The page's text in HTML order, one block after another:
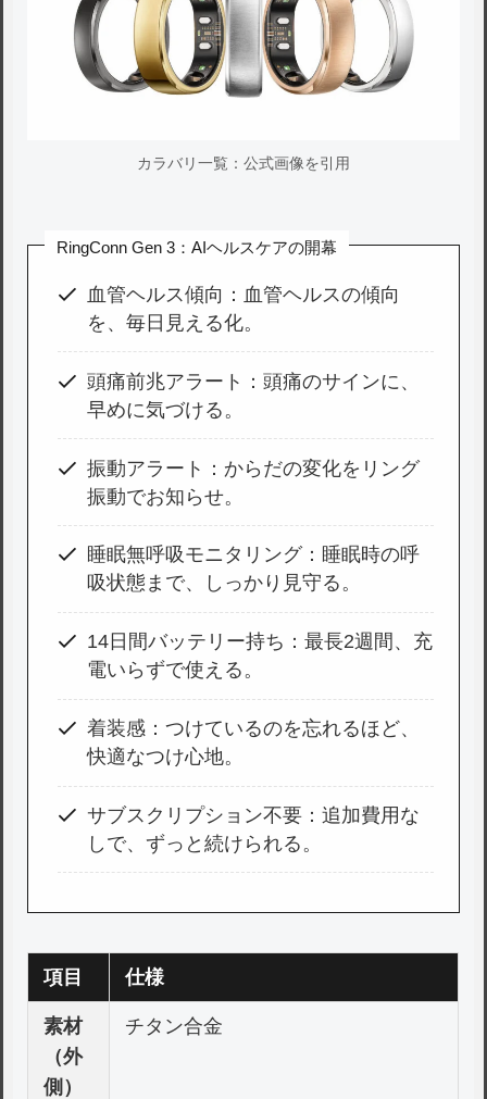
カラバリ一覧：公式画像を引用
RingConn Gen 3：AIヘルスケアの開幕
血管ヘルス傾向：血管ヘルスの傾向
を、毎日見える化。
頭痛前兆アラート：頭痛のサインに、
早めに気づける。
振動アラート：からだの変化をリング
振動でお知らせ。
睡眠無呼吸モニタリング：睡眠時の呼
吸状態まで、しっかり見守る。
14日間バッテリー持ち：最長2週間、充
電いらずで使える。
着装感：つけているのを忘れるほど、
快適なつけ心地。
サブスクリプション不要：追加費用な
しで、ずっと続けられる。
項目 仕様
素材
（外
側）
チタン合金